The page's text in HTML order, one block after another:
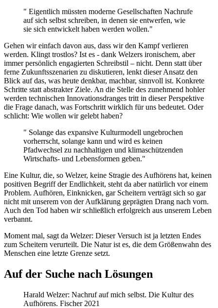
" Eigentlich müssten moderne Gesellschaften Nachrufe
auf sich selbst schreiben, in denen sie entwerfen, wie
sie sich entwickelt haben werden wollen."
Gehen wir einfach davon aus, dass wir den Kampf verlieren
werden. Klingt trostlos? Ist es - dank Welzers ironischem, aber
immer persönlich engagierten Schreibstil – nicht. Denn statt über
ferne Zukunftsszenarien zu diskutieren, lenkt dieser Ansatz den
Blick auf das, was heute denkbar, machbar, sinnvoll ist. Konkrete
Schritte statt abstrakter Ziele. An die Stelle des zunehmend hohler
werden technischen Innovationsdranges tritt in dieser Perspektive
die Frage danach, was Fortschritt wirklich für uns bedeutet. Oder
schlicht: Wie wollen wir gelebt haben?
" Solange das expansive Kulturmodell ungebrochen
vorherrscht, solange kann und wird es keinen
Pfadwechsel zu nachhaltigen und klimaschützenden
Wirtschafts- und Lebensformen geben."
Eine Kultur, die, so Welzer, keine Stragie des Aufhörens hat, keinen
positiven Begriff der Endlichkeit, steht da aber natürlich vor einem
Problem. Aufhören, Einknicken, gar Scheitern verträgt sich so gar
nicht mit unserem von der Aufklärung geprägten Drang nach vorn.
Auch den Tod haben wir schließlich erfolgreich aus unserem Leben
verbannt.
Moment mal, sagt da Welzer: Dieser Versuch ist ja letzten Endes
zum Scheitern verurteilt. Die Natur ist es, die dem Größenwahn des
Menschen eine letzte Grenze setzt.
Auf der Suche nach Lösungen
Harald Welzer: Nachruf auf mich selbst. Die Kultur des
Aufhörens. Fischer 2021